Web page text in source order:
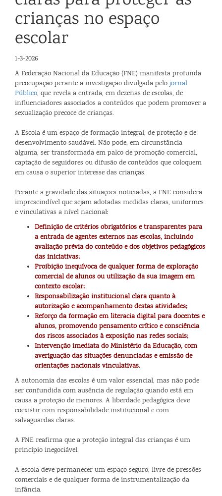
crianças no espaço
escolar
1-3-2026
A Federação Nacional da Educação (FNE) manifesta profunda
preocupação perante a investigação divulgada pelojornal
Público, que revela a entrada, em dezenas de escolas, de
influenciadores associados a conteúdos que podem promover a
sexualização precoce de crianças.
A Escola é um espaço de formação integral, de proteção e de
desenvolvimento saudável. Não pode, em circunstância
alguma, ser transformada em palco de promoção comercial,
captação de seguidores ou difusão de conteúdos que coloquem
em causa o superior interesse das crianças.
Perante a gravidade das situações noticiadas, a FNE considera
imprescindível que sejam adotadas medidas claras, uniformes
e vinculativas a nível nacional:
Definição de critérios obrigatórios e transparentes para
a entrada de agentes externos nas escolas, incluindo
avaliação prévia do conteúdo e dos objetivos pedagógicos
das iniciativas;
Proibição inequívoca de qualquer forma de exploração
comercial de alunos ou utilização da sua imagem em
contexto escolar;
Responsabilização institucional clara quanto à
autorização e acompanhamento destas atividades;
Reforço da formação em literacia digital para docentes e
alunos, promovendo pensamento crítico e consciência
dos riscos associados à exposição nas redes sociais;
Intervenção imediata do Ministério da Educação, com
averiguação das situações denunciadas e emissão de
orientações nacionais vinculativas.
A autonomia das escolas é um valor essencial, mas não pode
ser confundida com ausência de regulação quando está em
causa a proteção de menores. A liberdade pedagógica deve
coexistir com responsabilidade institucional e com
salvaguardas claras.
A FNE reafirma que a proteção integral das crianças é um
princípio inegociável.
A escola deve permanecer um espaço seguro, livre de pressões
comerciais e de qualquer forma de instrumentalização da
infância.